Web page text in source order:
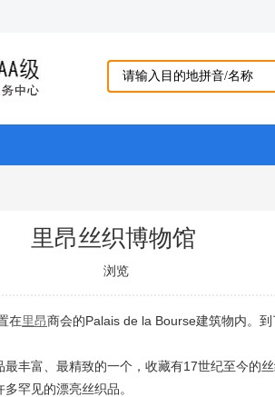
里昂丝织博物馆
浏览
在里昂商会的Palais de la Bourse建筑物内。
丰富、最精致的一个，收藏有17世纪至今的
罕见的漂亮丝织品。